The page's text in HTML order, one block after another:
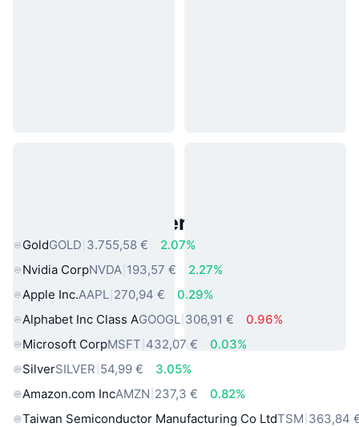
Beliebte reale Vermögenswerte
GoldGOLD 3.755,58 €
2.07%
Nvidia CorpNVDA 193,57 €
2.27%
Apple Inc.AAPL 270,94 €
0.29%
Alphabet Inc Class AGOOGL 306,91 €
0.96%
Microsoft CorpMSFT 432,07 €
0.03%
SilverSILVER 54,99 €
3.05%
Amazon.com IncAMZN 237,3 €
0.82%
Taiwan Semiconductor Manufacturing Co LtdTSM 363,84